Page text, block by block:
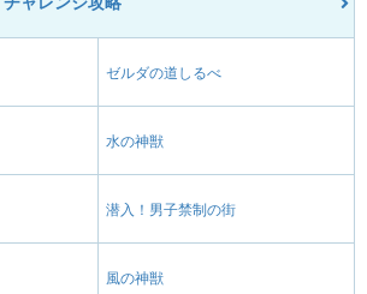
ゼルダの道しるべ
水の神獣
潜入！男子禁制の街
風の神獣